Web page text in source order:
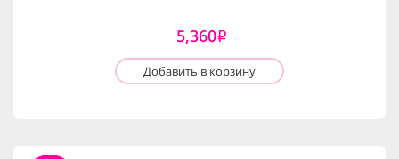
5,360i
Добавить в корзину